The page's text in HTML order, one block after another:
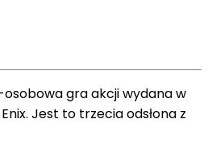
gra akcji wydana w
Jest to trzecia odsłona z